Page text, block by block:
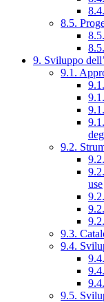
8.5.
9. Sviluppo
9.1.
9.2.
use
9.3.
9.4.
9.5.